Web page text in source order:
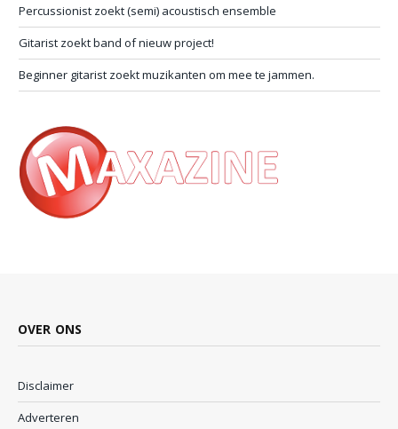
Percussionist zoekt (semi) acoustisch ensemble
Gitarist zoekt band of nieuw project!
Beginner gitarist zoekt muzikanten om mee te jammen.
OVER ONS
Disclaimer
Adverteren